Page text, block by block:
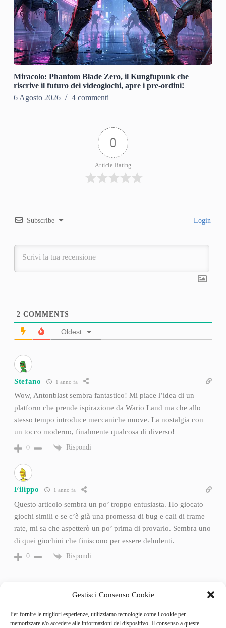
Gestisci Consenso Cookie
Per fornire le migliori esperienze, utilizziamo tecnologie come i cookie per
memorizzare e/o accedere alle informazioni del dispositivo. Il consenso a queste
Miracolo: Phantom Blade Zero, il Kungfupunk che
riscrive il futuro dei videogiochi, apre i pre-ordini!
6 Agosto 2026
4 commenti
0
Article Rating
Subscribe Login
2 COMMENTS
Oldest
Stefano 1 anno fa
Wow, Antonblast sembra fantastico! Mi piace l’idea di un
platform che prende ispirazione da Wario Land ma che allo
stesso tempo introduce meccaniche nuove. La nostalgia con
un tocco moderno, finalmente qualcosa di diverso!
0 Rispondi
Filippo 1 anno fa
Questo articolo sembra un po’ troppo entusiasta. Ho giocato
giochi simili e se c’è già una promessa di bug e cali di frame
rate, mi sa che aspetterò un po’ prima di provarlo. Sembra uno
di quei giochini che finiscono per essere deludenti.
0 Rispondi